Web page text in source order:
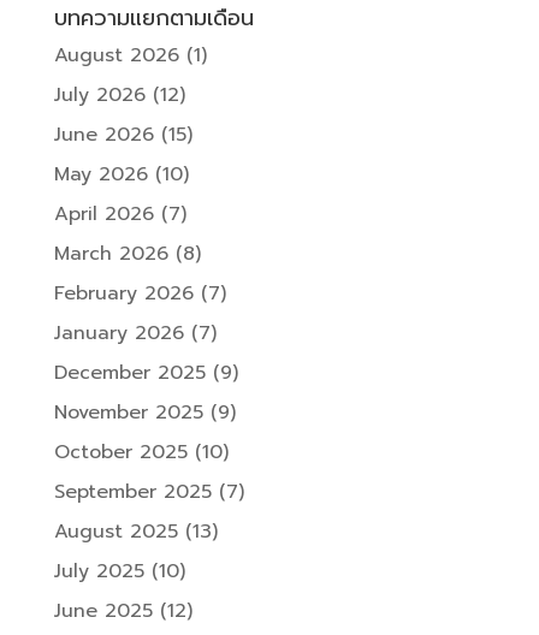
บทความแยกตามเดือน
August 2026(1)
July 2026(12)
June 2026(15)
May 2026(10)
April 2026(7)
March 2026(8)
February 2026(7)
January 2026(7)
December 2025(9)
November 2025(9)
October 2025(10)
September 2025(7)
August 2025(13)
July 2025(10)
June 2025(12)